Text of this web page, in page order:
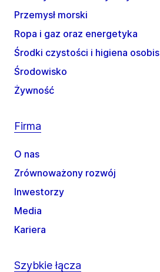
Przemysł morski
Ropa i gaz oraz energetyka
Środki czystości i higiena
Środowisko
Żywność
Firma
O nas
Zrównoważony rozwój
Inwestorzy
Media
Kariera
Szybkie łącza